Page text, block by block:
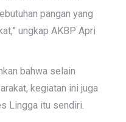
pangan yang
ungkap AKBP Apri
bahwa selain
kegiatan ini juga
Lingga itu sendiri.